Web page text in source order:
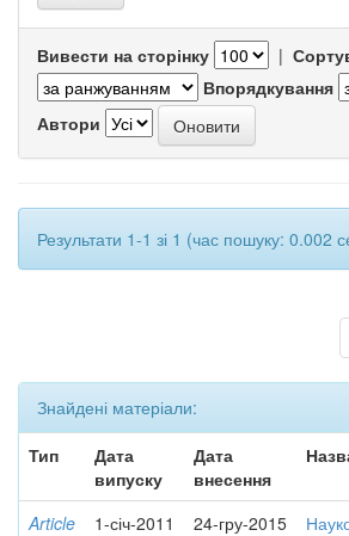
Вивести на сторінку |
Впорядкування
Автори
Результати 1-1 зі 1 (час пошуку: 0.002
Знайдені матеріали:
Тип
Дата
випуску
Дата
внесення
Article 1-січ-2011 24-гру-2015